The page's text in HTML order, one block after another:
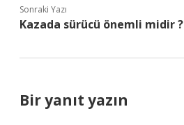
Sonraki Yazı
Kazada sürücü önemli midir ?
Bir yanıt yazın